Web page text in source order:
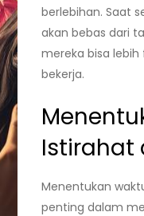
berlebihan. Saat
akan bebas dari
mereka bisa
bekerja.
Istirahat
Menentukan
penting dalam